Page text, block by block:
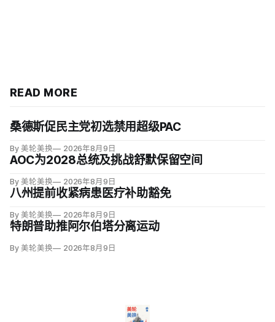
READ MORE
桑德斯促民主党初选禁用超级PAC
By 美轮美换 2026年8月9日
AOC为2028总统及挑战舒默保留空间
By 美轮美换 2026年8月9日
八州提前收紧病患医疗补助豁免
By 美轮美换 2026年8月9日
特朗普助推阿尔伯塔分离运动
By 美轮美换 2026年8月9日